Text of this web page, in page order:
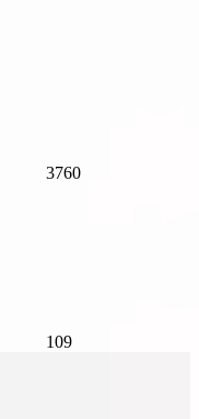
3760
109